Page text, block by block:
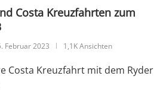
Costa Kreuzfahrten zum
Februar 2023 1,1K Ansichten
Costa Kreuzfahrt mit dem Ryder